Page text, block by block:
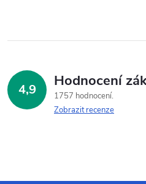
4,9 Hodnocení
1757 hodnocení
Zobrazit recenze